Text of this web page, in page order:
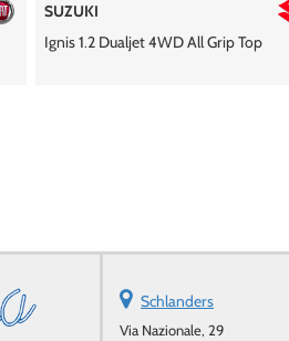
SUZUKI
Ignis 1.2 Dualjet 4WD All Grip Top
Schlanders
Via Nazionale, 29